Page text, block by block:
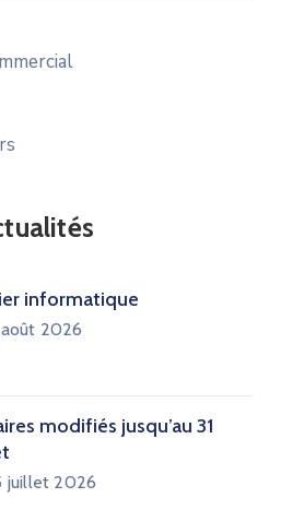
informatique
2026
modifiés jusqu’au 31
juillet 2026